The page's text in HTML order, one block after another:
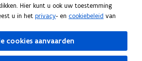
Hier kunt u ook uw toestemming
u in het privacy- en cookiebeleid van
cookies aanvaarden